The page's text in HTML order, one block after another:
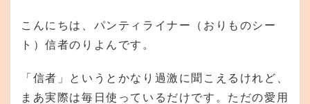
こんにちは、パンティライナー（おりものシー
ト）信者のりよんです。
「信者」というとかなり過激に聞こえるけれど、
まあ実際は毎日使っているだけです。ただの愛用